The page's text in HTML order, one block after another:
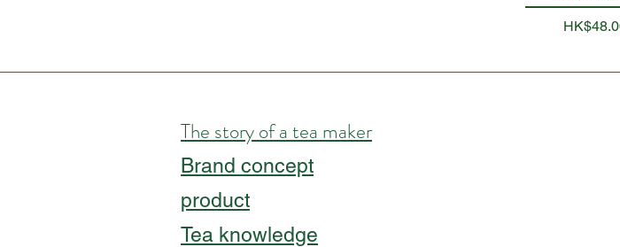
Price
The story of a tea maker
Brand concept
product
Tea knowledge